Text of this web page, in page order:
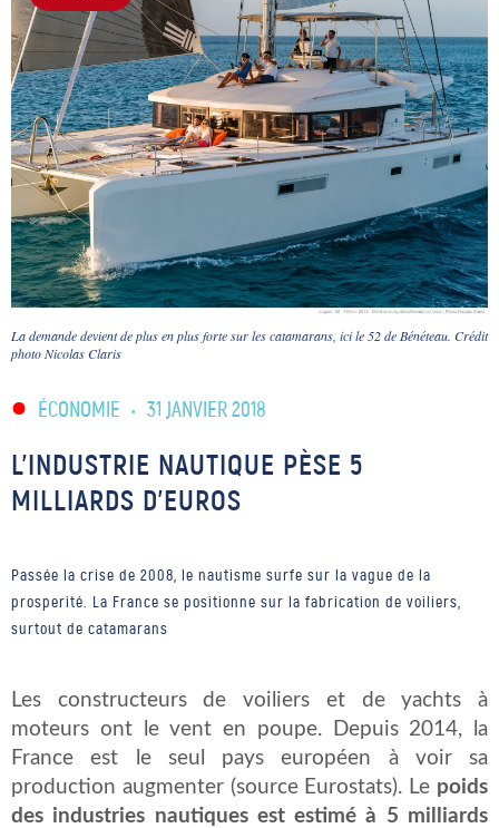
La demande devient de plus en plus forte sur les catamarans, ici le 52 de Bénéteau. Crédit
photo Nicolas Claris
ÉCONOMIE • 31 JANVIER 2018
L’INDUSTRIE NAUTIQUE PÈSE 5
MILLIARDS D’EUROS
Passée la crise de 2008, le nautisme surfe sur la vague de la
prosperité. La France se positionne sur la fabrication de voiliers,
surtout de catamarans
Les constructeurs de voiliers et de yachts à
moteurs ont le vent en poupe. Depuis 2014, la
France est le seul pays européen à voir sa
production augmenter (source Eurostats). Le poids
des industries nautiques est estimé à 5 milliards